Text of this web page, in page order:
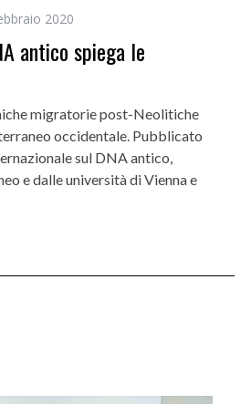
2020
antico spiega le
migratorie post-Neolitiche
occidentale. Pubblicato
sul DNA antico,
e dalle università di Vienna e